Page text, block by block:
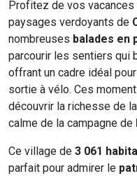
Profitez de vos
paysages verdoyants de
nombreuses balades en
parcourir les sentiers qui
offrant un cadre idéal
sortie à vélo. Ces
découvrir la richesse de
calme de la campagne de
Ce village de 3 061
parfait pour admirer le